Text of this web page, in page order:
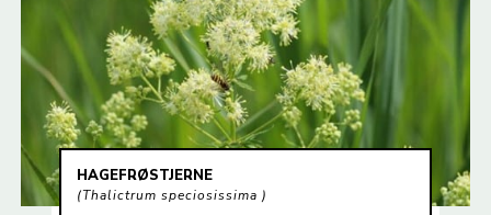
HAGEFRØSTJERNE
Thalictrum speciosissima